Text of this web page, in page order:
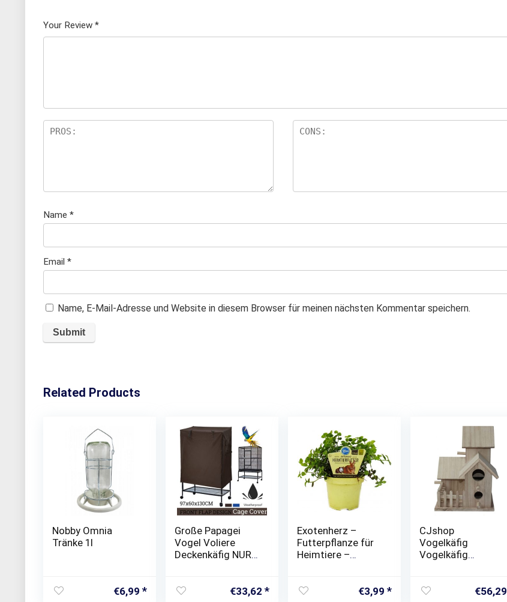
o
rn
5 St
nen
n
Your Review *
Name *
Email *
Name, E-Mail-Adresse und Website in diesem Browser für meinen nächsten Kommentar speichern.
Related Products
Nobby Omnia
Tränke 1l
€6,99
Große Papagei
Vogel Voliere
Deckenkäfig NUR
97CM X 60CM X
€33,62
Exotenherz –
Futterpflanze für
Heimtiere –
Kaninchen,
€3,99
CJshop
Vogelkäfig
Vogelkäfig
Haut Pfingstrose
€56,29